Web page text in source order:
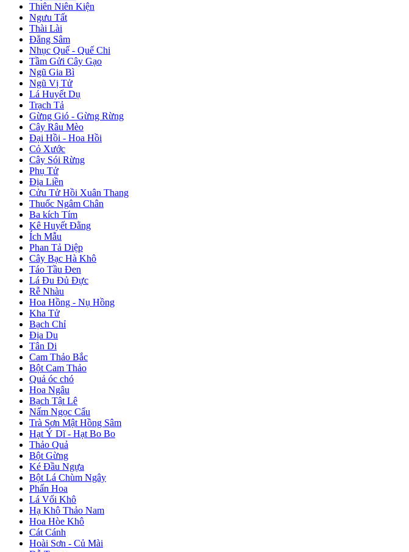
Thiên Niên Kiện
Ngưu Tất
Thài Lài
Đẳng Sâm
Nhục Quế - Quế Chi
Tầm Gửi Cây Gạo
Ngũ Gia Bì
Ngũ Vị Tử
Lá Huyết Dụ
Trạch Tả
Gừng Gió - Gừng Rừng
Cây Râu Mèo
Đại Hồi - Hoa Hồi
Cỏ Xước
Cây Sói Rừng
Phụ Tử
Địa Liền
Cửu Tử Hồi Xuân Thang
Thuốc Ngâm Chân
Ba kích Tím
Kê Huyết Đằng
Ích Mẫu
Phan Tả Diệp
Cây Bạc Hà Khô
Táo Tầu Đen
Lá Đu Đủ Đực
Rễ Nhàu
Hoa Hồng - Nụ Hồng
Kha Tử
Bạch Chỉ
Địa Du
Tân Di
Cam Thảo Bắc
Bột Cam Thảo
Quả óc chó
Hoa Ngâu
Bạch Tật Lê
Nấm Ngọc Cẩu
Trà Sơn Mật Hồng Sâm
Hạt Ý Dĩ - Hạt Bo Bo
Thảo Quả
Bột Gừng
Ké Đầu Ngựa
Bột Lá Chùm Ngây
Phấn Hoa
Lá Vối Khô
Hạ Khô Thảo Nam
Hoa Hòe Khô
Cát Cánh
Hoài Sơn - Củ Mài